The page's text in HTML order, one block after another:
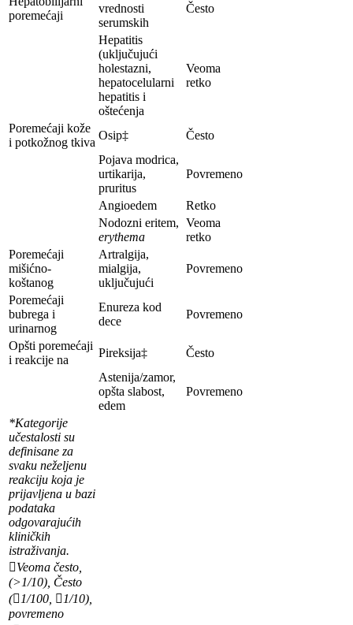
poremećaji
vrednosti
serumskih
Često
Hepatitis
(uključujući
holestazni,
hepatocelularni
hepatitis i
oštećenja
Veoma
retko
Poremećaji kože
i potkožnog tkiva
Osip‡
Često
Pojava modrica,
urtikarija,
pruritus
Povremeno
Angioedem
Retko
Nodozni eritem,
erythema
Veoma
retko
Poremećaji
mišićno-
koštanog
Artralgija,
mialgija,
uključujući
Povremeno
Poremećaji
bubrega i
urinarnog
Enureza kod
dece
Povremeno
Opšti poremećaji
i reakcije na
Pireksija‡
Često
Astenija/zamor,
opšta slabost,
edem
Povremeno
*Kategorije
učestalosti su
definisane za
svaku neželjenu
reakciju koja je
prijavljena u bazi
podataka
odgovarajućih
kliničkih
istraživanja.
Veoma često,
(>1/10), Često
(1/100, 1/10),
povremeno